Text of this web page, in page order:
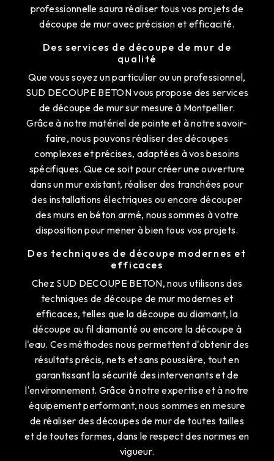
professionnelle saura réaliser tous vos projets de
découpe de mur avec précision et efficacité.
Des services de découpe de mur de
qualité
Que vous soyez un particulier ou un professionnel,
SUD DECOUPE BETON vous propose des services
de découpe de mur sur mesure à Montpellier.
Grâce à notre matériel de pointe et à notre savoir-
faire, nous pouvons réaliser des découpes
complexes et précises, adaptées à vos besoins
spécifiques. Que ce soit pour créer une ouverture
dans un mur existant, réaliser des tranchées pour
des installations électriques ou encore découper
des murs en béton armé, nous sommes à votre
disposition pour mener à bien tous vos projets.
Des techniques de découpe modernes et
efficaces
Chez SUD DECOUPE BETON, nous utilisons des
techniques de découpe de mur modernes et
efficaces, telles que la découpe au diamant, la
découpe au fil diamanté ou encore la découpe à
l'eau. Ces méthodes nous permettent d'obtenir des
résultats précis, nets et sans poussière, tout en
garantissant la sécurité des intervenants et de
l'environnement. Grâce à notre expertise et à notre
équipement performant, nous sommes en mesure
de réaliser des découpes de mur de toutes tailles
et de toutes formes, dans le respect des normes en
vigueur.